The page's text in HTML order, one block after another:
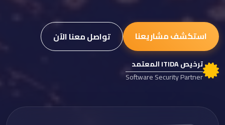
استكشف مشاريعنا تواصل معنا الآن
ترخيص ITIDA المعتمد
Software Security Partner